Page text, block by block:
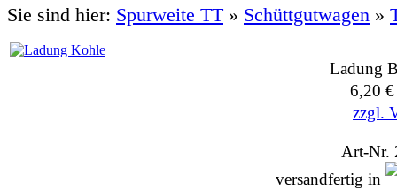
Sie sind hier: Spurweite TT » Schüttgutwagen »
Ladung
6,20
zzgl.
Art-Nr.
versandfertig in